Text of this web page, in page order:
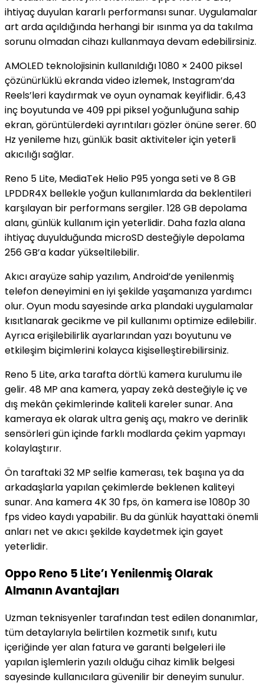
ihtiyaç duyulan kararlı performansı sunar. Uygulamalar
art arda açıldığında herhangi bir ısınma ya da takılma
sorunu olmadan cihazı kullanmaya devam edebilirsiniz.
AMOLED teknolojisinin kullanıldığı 1080 × 2400 piksel
çözünürlüklü ekranda video izlemek, Instagram’da
Reels’leri kaydırmak ve oyun oynamak keyiflidir. 6,43
inç boyutunda ve 409 ppi piksel yoğunluğuna sahip
ekran, görüntülerdeki ayrıntıları gözler önüne serer. 60
Hz yenileme hızı, günlük basit aktiviteler için yeterli
akıcılığı sağlar.
Reno 5 Lite, MediaTek Helio P95 yonga seti ve 8 GB
LPDDR4X bellekle yoğun kullanımlarda da beklentileri
karşılayan bir performans sergiler. 128 GB depolama
alanı, günlük kullanım için yeterlidir. Daha fazla alana
ihtiyaç duyulduğunda microSD desteğiyle depolama
256 GB’a kadar yükseltilebilir.
Akıcı arayüze sahip yazılım, Android’de yenilenmiş
telefon deneyimini en iyi şekilde yaşamanıza yardımcı
olur. Oyun modu sayesinde arka plandaki uygulamalar
kısıtlanarak gecikme ve pil kullanımı optimize edilebilir.
Ayrıca erişilebilirlik ayarlarından yazı boyutunu ve
etkileşim biçimlerini kolayca kişiselleştirebilirsiniz.
Reno 5 Lite, arka tarafta dörtlü kamera kurulumu ile
gelir. 48 MP ana kamera, yapay zekâ desteğiyle iç ve
dış mekân çekimlerinde kaliteli kareler sunar. Ana
kameraya ek olarak ultra geniş açı, makro ve derinlik
sensörleri gün içinde farklı modlarda çekim yapmayı
kolaylaştırır.
Ön taraftaki 32 MP selfie kamerası, tek başına ya da
arkadaşlarla yapılan çekimlerde beklenen kaliteyi
sunar. Ana kamera 4K 30 fps, ön kamera ise 1080p 30
fps video kaydı yapabilir. Bu da günlük hayattaki önemli
anları net ve akıcı şekilde kaydetmek için gayet
yeterlidir.
Oppo Reno 5 Lite’ı Yenilenmiş Olarak
Almanın Avantajları
Uzman teknisyenler tarafından test edilen donanımlar,
tüm detaylarıyla belirtilen kozmetik sınıfı, kutu
içeriğinde yer alan fatura ve garanti belgeleri ile
yapılan işlemlerin yazılı olduğu cihaz kimlik belgesi
sayesinde kullanıcılara güvenilir bir deneyim sunulur.